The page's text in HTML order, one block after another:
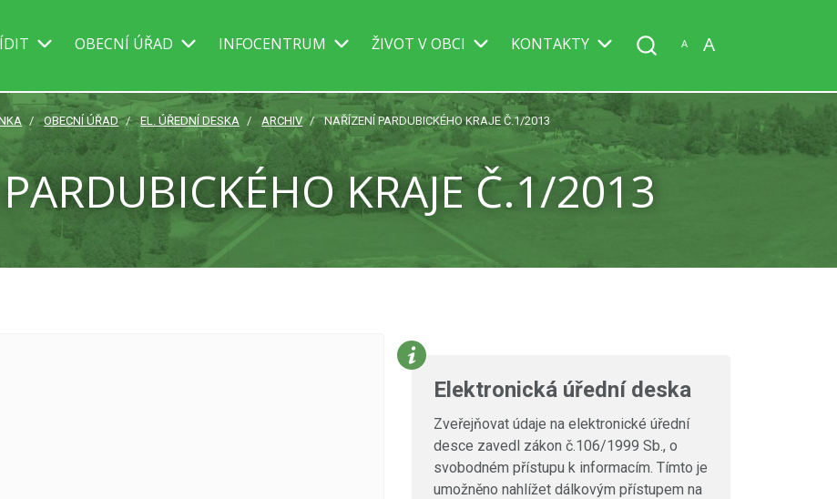
OBECNÍ ÚŘAD INFOCENTRUM ŽIVOT V OBCI KONTAKTY A A
OBECNÍ ÚŘAD EL. ÚŘEDNÍ DESKA ARCHIV NAŘÍZENÍ PARDUBICKÉHO KRAJE Č.1/2013
KRAJE Č.1/2013
Elektronická úřední deska
Zveřejňovat údaje na elektronické úřední
desce zavedl zákon č.106/1999 Sb., o
svobodném přístupu k informacím. Tímto je
umožněno nahlížet dálkovým přístupem na